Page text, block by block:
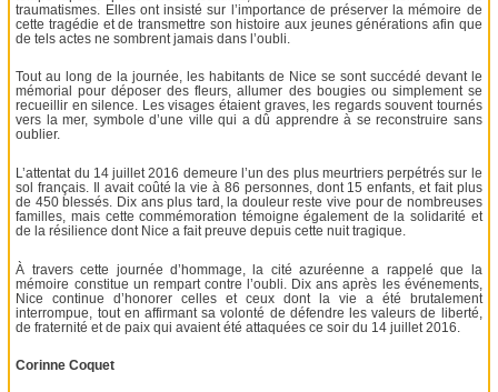
traumatismes. Elles ont insisté sur l’importance de préserver la mémoire de
cette tragédie et de transmettre son histoire aux jeunes générations afin que
de tels actes ne sombrent jamais dans l’oubli.
Tout au long de la journée, les habitants de Nice se sont succédé devant le
mémorial pour déposer des fleurs, allumer des bougies ou simplement se
recueillir en silence. Les visages étaient graves, les regards souvent tournés
vers la mer, symbole d’une ville qui a dû apprendre à se reconstruire sans
oublier.
L’attentat du 14 juillet 2016 demeure l’un des plus meurtriers perpétrés sur le
sol français. Il avait coûté la vie à 86 personnes, dont 15 enfants, et fait plus
de 450 blessés. Dix ans plus tard, la douleur reste vive pour de nombreuses
familles, mais cette commémoration témoigne également de la solidarité et
de la résilience dont Nice a fait preuve depuis cette nuit tragique.
À travers cette journée d’hommage, la cité azuréenne a rappelé que la
mémoire constitue un rempart contre l’oubli. Dix ans après les événements,
Nice continue d’honorer celles et ceux dont la vie a été brutalement
interrompue, tout en affirmant sa volonté de défendre les valeurs de liberté,
de fraternité et de paix qui avaient été attaquées ce soir du 14 juillet 2016.
Corinne Coquet